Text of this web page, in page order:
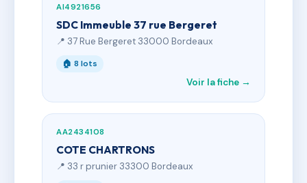
AI4921656
SDC Immeuble 37 rue Bergeret
📍 37 Rue Bergeret 33000 Bordeaux
🏠 8 lots
Voir la fiche →
AA2434108
COTE CHARTRONS
📍 33 r prunier 33300 Bordeaux